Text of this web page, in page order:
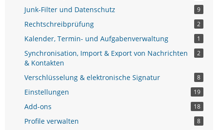
Junk-Filter und Datenschutz 9
Rechtschreibprüfung 2
Kalender, Termin- und Aufgabenverwaltung 1
Synchronisation, Import & Export von Nachrichten
& Kontakten
2
Verschlüsselung & elektronische Signatur 8
Einstellungen 19
Add-ons 18
Profile verwalten 8